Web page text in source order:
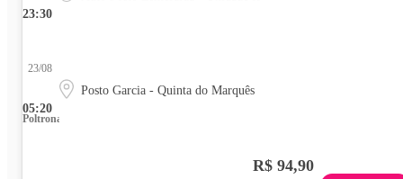
23:30
05:20
23/08
Posto Garcia - Quinta do Marquês
Poltrona
R$ 94,90